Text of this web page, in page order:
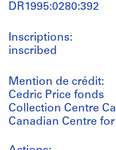
DR1995:0280:392
Inscriptions:
inscribed
Mention de crédit:
Cedric Price fonds
Collection Centre
Canadian Centre